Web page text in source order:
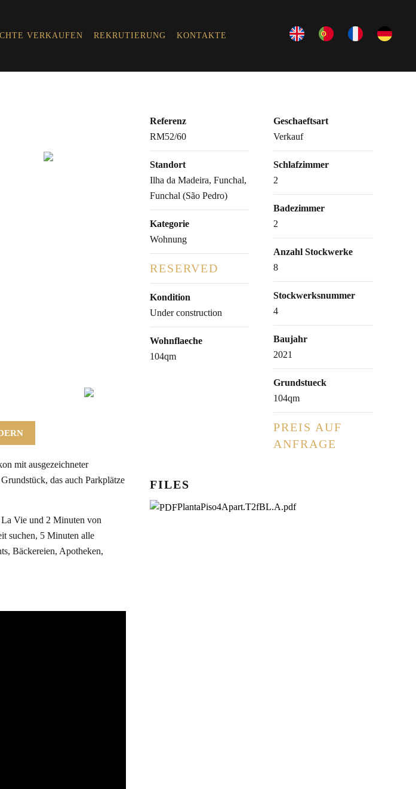
VERKAUFEN REKRUTIERUNG KONTAKTE
mit ausgezeichneter
das auch Parkplätze
Vie und 2 Minuten von
suchen, 5 Minuten alle
Bäckereien, Apotheken,
Referenz
RM52/60
Standort
Ilha da Madeira, Funchal,
Funchal (São Pedro)
Kategorie
Wohnung
RESERVED
Kondition
Under construction
Wohnflaeche
104qm
Geschaeftsart
Verkauf
Schlafzimmer
2
Badezimmer
2
Anzahl Stockwerke
8
Stockwerksnummer
4
Baujahr
2021
Grundstueck
104qm
PREIS AUF
ANFRAGE
FILES
PlantaPiso4Apart.T2fBL.A.pdf